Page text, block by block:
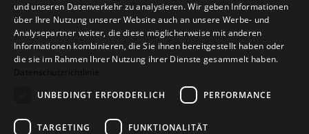
Versand Zahlarten Retoure
und unseren Datenverkehr zu analysieren. Wir geben Informationen
über Ihre Nutzung unserer Website auch an unsere Werbe- und
Analysepartner weiter, die diese möglicherweise mit anderen
Informationen kombinieren, die Sie ihnen bereitgestellt haben oder
die sie im Rahmen Ihrer Nutzung ihrer Dienste gesammelt haben.
Datenschutzrichtlinie
UNBEDINGT ERFORDERLICH
PERFORMANCE
TARGETING FUNKTIONALITÄT